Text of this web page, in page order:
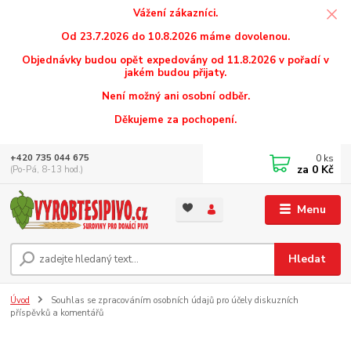
Vážení zákazníci.
Od 23.7.2026 do 10.8.2026 máme dovolenou.
Objednávky budou opět expedovány od 11.8.2026 v pořadí v
jakém budou přijaty.
Není možný ani osobní odběr.
Děkujeme za pochopení.
Menu
Hledat
+420 735 044 675
(Po-Pá, 8-13 hod.)
0 ks
za 0 Kč
Úvod
Souhlas se zpracováním osobních údajů pro účely diskuzních
příspěvků a komentářů